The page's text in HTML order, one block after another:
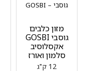
גוסבי – GOSBI
מזון כלבים
גוסבי GOSBI
אקסלוסיב
סלמון ואורז
12 ק"ג